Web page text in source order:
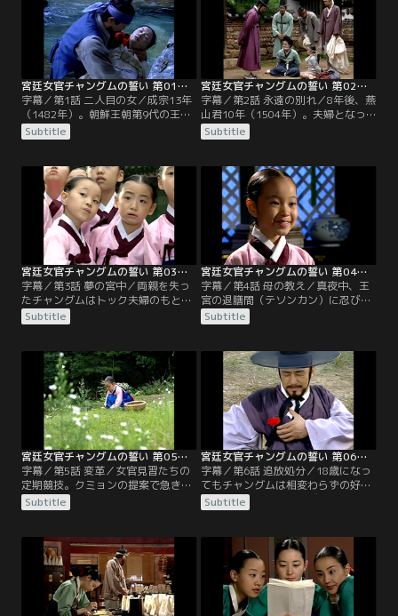
宮廷女官チャングムの誓い 第01話／字幕
字幕／第1話 二人目の女／成宗13年
（1482年）。朝鮮王朝第9代の王、
成宗（ソンジョン）は品行の悪さを
理由に元妃ユンを毒殺。現場に立ち
命に従っただけとはいえ、罪の意識
に苛まれる。酔っ払い、山中で誤ま
って崖を転落したチョンスは洞くつ
で目を覚ます。傍らには老師が居
り、チョンスの運命に関わる3人の
女性の存在を告げる。
Subtitle
宮廷女官チャングムの誓い 第02話／字幕
字幕／第2話 永遠の別れ／8年後、燕
山君10年（1504年）。夫婦となっ
たチョンスとミョンイは白丁（ペク
チョン）の身分を称し、一人娘チャ
た。チャングムは活発で向学心も強
く、身分不相応な振る舞いを母ミョ
ンイは心配するが父チョンスは可愛
くて仕方ない。
Subtitle
宮廷女官チャングムの誓い 第03話／字幕
字幕／第3話 夢の宮中／両親を失っ
たチャングムはトック夫婦のもとに
身を寄せる。2年が経ち、チャング
ムはトックに代わり一人で酒の配達
頃、燕山君（ヨンサングン）の暴政
に堪えかねた臣下たちは、密かにク
ーデターを計画していた。
Subtitle
宮廷女官チャングムの誓い 第04話／字幕
字幕／第4話 母の教え／真夜中、王
宮の退膳間（テソンカン）に忍び込
み、王の夜食を台無しにしてしまっ
たチャングムとヨンセン。訓育尚宮
までの間、退膳間の蔵に閉じ込めら
れることに。翌日、事の次第を知っ
た訓育尚宮はヨンセンの分までチャ
ングムに罰を与え、チャングムに訓
練場の外の掃除を言い付ける。
Subtitle
宮廷女官チャングムの誓い 第05話／字幕
字幕／第5話 変革／女官見習たちの
定期競技。クミョンの提案で急きょ
課題が「松の実刺し」に変更にな
る。結果、2番の成績をとったチャ
刺しを教わっていたことが皆にばれ
て裏切り者扱いされてしまう。パ
ク・ミョンイの娘の消息が気になる
チェ尚宮（サングン）は、何かと情
報通のカン・ドック夫妻に探りを入
Subtitle
宮廷女官チャングムの誓い 第06話／字幕
字幕／第6話 追放処分／18歳になっ
てもチャングムは相変わらずの好奇
心と行動力とで、さまざまなことに
挑戦してはチェ尚宮にしかられる毎
事を摂らなくなり、水剌間（スラッ
カン）が姫の食事も担当することに
なる。クミョンはチャングムの研究
をヒントに、姫の食事を作り問題を
解決する。
Subtitle